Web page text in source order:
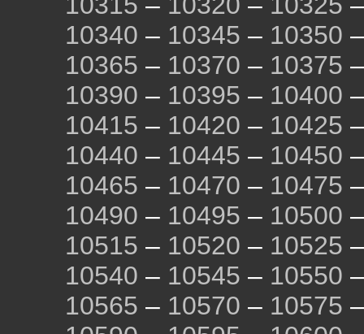
10340 – 10345 – 10350
10365 – 10370 – 10375
10390 – 10395 – 10400
10415 – 10420 – 10425
10440 – 10445 – 10450
10465 – 10470 – 10475
10490 – 10495 – 10500
10515 – 10520 – 10525
10540 – 10545 – 10550
10565 – 10570 – 10575